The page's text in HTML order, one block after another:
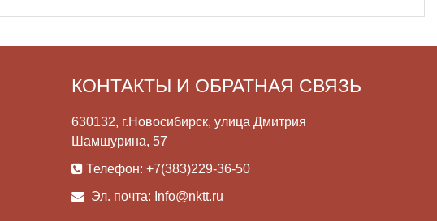
КОНТАКТЫ И ОБРАТНАЯ СВЯЗЬ
630132, г.Новосибирск, улица Дмитрия
Шамшурина, 57
Телефон: +7(383)229-36-50
Эл. почта: Info@nktt.ru